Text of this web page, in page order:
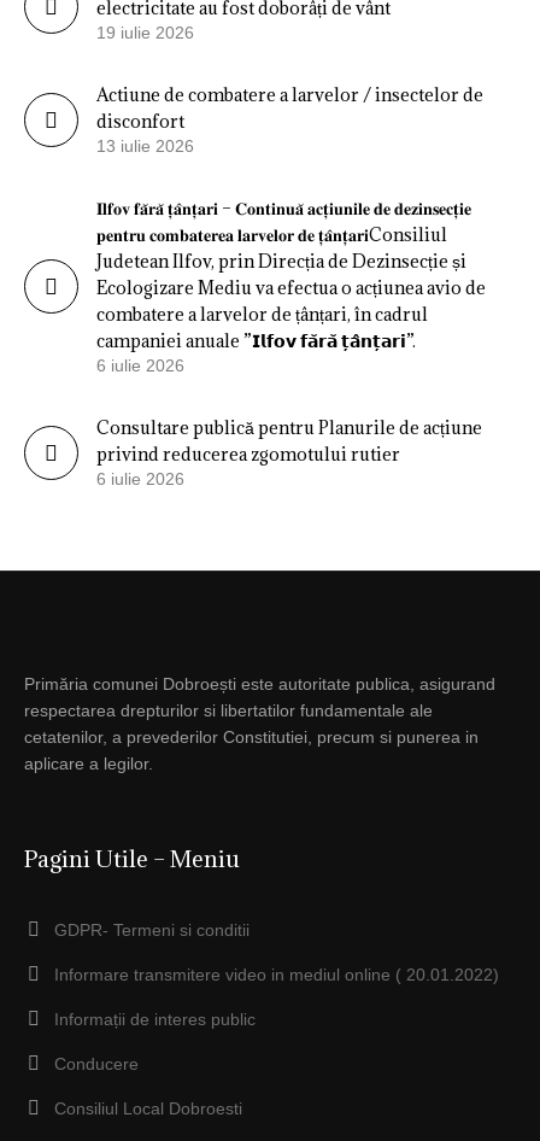
electricitate au fost doborâți de vânt
19 iulie 2026
Actiune de combatere a larvelor / insectelor de
disconfort
13 iulie 2026
𝐈𝐥𝐟𝐨𝐯 𝐟𝐚̆𝐫𝐚̆ 𝐭̦𝐚̂𝐧𝐭̦𝐚𝐫𝐢 – 𝐂𝐨𝐧𝐭𝐢𝐧𝐮𝐚̆ 𝐚𝐜𝐭̦𝐢𝐮𝐧𝐢𝐥𝐞 𝐝𝐞 𝐝𝐞𝐳𝐢𝐧𝐬𝐞𝐜𝐭̦𝐢𝐞
𝐩𝐞𝐧𝐭𝐫𝐮 𝐜𝐨𝐦𝐛𝐚𝐭𝐞𝐫𝐞𝐚 𝐥𝐚𝐫𝐯𝐞𝐥𝐨𝐫 𝐝𝐞 𝐭̦𝐚̂𝐧𝐭̦𝐚𝐫𝐢Consiliul
Judetean Ilfov, prin Direcția de Dezinsecție și
Ecologizare Mediu va efectua o acțiunea avio de
combatere a larvelor de țânțari, în cadrul
campaniei anuale ”𝗜𝗹𝗳𝗼𝘃 𝗳𝗮̆𝗿𝗮̆ 𝘁̦𝗮̂𝗻𝘁̦𝗮𝗿𝗶”.
6 iulie 2026
Consultare publică pentru Planurile de acțiune
privind reducerea zgomotului rutier
6 iulie 2026
Primăria comunei Dobroești este autoritate publica, asigurand
respectarea drepturilor si libertatilor fundamentale ale
cetatenilor, a prevederilor Constitutiei, precum si punerea in
aplicare a legilor.
Pagini Utile – Meniu
GDPR- Termeni si conditii
Informare transmitere video in mediul online ( 20.01.2022)
Informații de interes public
Conducere
Consiliul Local Dobroesti